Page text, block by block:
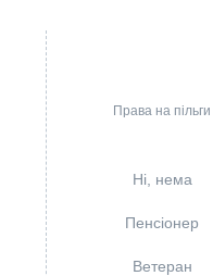
Права на пільги
Ні, нема
Пенсіонер
Ветеран